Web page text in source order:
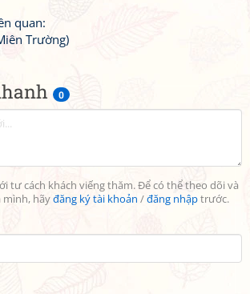
0
tư cách khách viếng thăm. Để có thể theo dõi và
mình, hãyđăng ký tài khoản /đăng nhậptrước.
quan:
Trường)